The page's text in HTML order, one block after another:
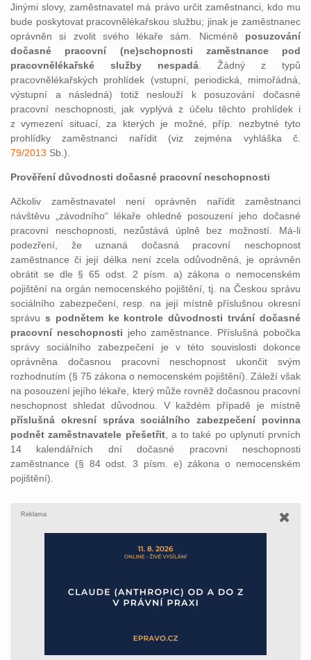
Jinými slovy, zaměstnavatel má právo určit zaměstnanci, kdo mu
bude poskytovat pracovnělékařskou službu; jinak je zaměstnanec
oprávněn si zvolit svého lékaře sám. Nicméně posuzování
dočasné pracovní (ne)schopnosti zaměstnance pod
pracovnělékařské služby nespadá . Žádný z typů
pracovnělékařských prohlídek (vstupní, periodická, mimořádná,
výstupní a následná) totiž neslouží k posuzování dočasné
pracovní neschopnosti, jak vyplývá z účelu těchto prohlídek i
z vymezení situací, za kterých je možné, příp. nezbytné tyto
prohlídky zaměstnanci nařídit (viz zejména vyhláška č.
79/2013 Sb.).
Prověření důvodnosti dočasné pracovní neschopnosti
Ačkoliv zaměstnavatel není oprávněn nařídit zaměstnanci
návštěvu „závodního“ lékaře ohledně posouzení jeho dočasné
pracovní neschopnosti, nezůstává úplně bez možností. Má-li
podezření, že uznaná dočasná pracovní neschopnost
zaměstnance či její délka není zcela odůvodněná, je oprávněn
obrátit se dle § 65 odst. 2 písm. a) zákona o nemocenském
pojištění na orgán nemocenského pojištění, tj. na Českou správu
sociálního zabezpečení, resp. na její místně příslušnou okresní
správu s podnětem ke kontrole důvodnosti trvání dočasné
pracovní neschopnosti jeho zaměstnance. Příslušná pobočka
správy sociálního zabezpečení je v této souvislosti dokonce
oprávněna dočasnou pracovní neschopnost ukončit svým
rozhodnutím (§ 75 zákona o nemocenském pojištění). Záleží však
na posouzení jejího lékaře, který může rovněž dočasnou pracovní
neschopnost shledat důvodnou. V každém případě je místně
příslušná okresní správa sociálního zabezpečení povinna
podnět zaměstnavatele přešetřit, a to také po uplynutí prvních
14 kalendářních dní dočasné pracovní neschopnosti
zaměstnance (§ 84 odst. 3 písm. e) zákona o nemocenském
pojištění).
Reklama